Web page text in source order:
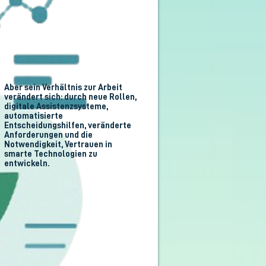
Aber sein Verhältnis zur Arbeit
verändert sich: durch neue Rollen,
digitale Assistenzsysteme,
automatisierte
Entscheidungshilfen, veränderte
Anforderungen und die
Notwendigkeit, Vertrauen in
smarte Technologien zu
entwickeln.